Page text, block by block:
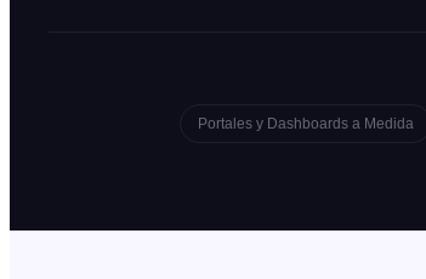
Portales y Dashboards a Medida